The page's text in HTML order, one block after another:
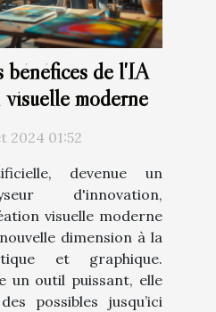
bénéfices de l'IA
moderne
2024 01:52
devenue un
d'innovation,
visuelle moderne
dimension à la
et graphique.
un outil puissant, elle
possibles jusqu’ici